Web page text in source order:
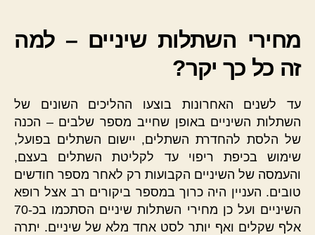
מחירי השתלות שיניים – למה
זה כל כך יקר?
עד לשנים האחרונות בוצעו ההליכים השונים של
השתלות השיניים באופן שחייב מספר שלבים – הכנה
של הלסת להחדרת השתלים, יישום השתלים בפועל,
שימוש בכיפת ריפוי עד לקליטת השתלים בעצם,
והעמסה של השיניים הקבועות רק לאחר מספר חודשים
טובים. העניין היה כרוך במספר ביקורים רב אצל רופא
השיניים ועל כן מחירי השתלות שיניים הסתכמו בכ-70
אלף שקלים ואף יותר לסט אחד מלא של שיניים. יתרה